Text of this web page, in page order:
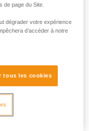
de page du Site.
dégrader votre expérience
d’accéder à notre
tous les cookies